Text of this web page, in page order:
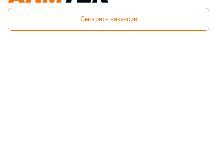
Смотреть вакансии